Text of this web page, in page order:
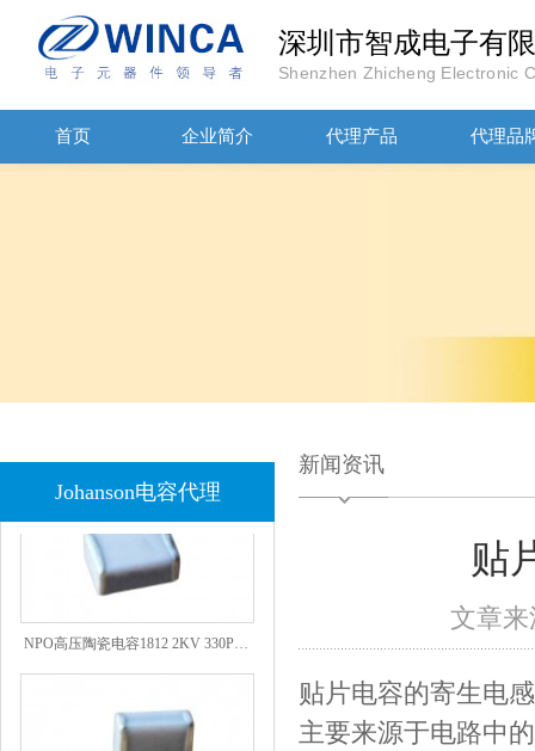
深圳市智成电子有
Shenzhen Zhicheng Electronic
首页 企业简介 代理产品 代理品
Johanson电容代理
JOHANOSN高压贴片电容1206/NPO/1000V/220PF/J档封装
新闻资讯
贴
文章
贴片电容的寄生电
主要来源于电路中